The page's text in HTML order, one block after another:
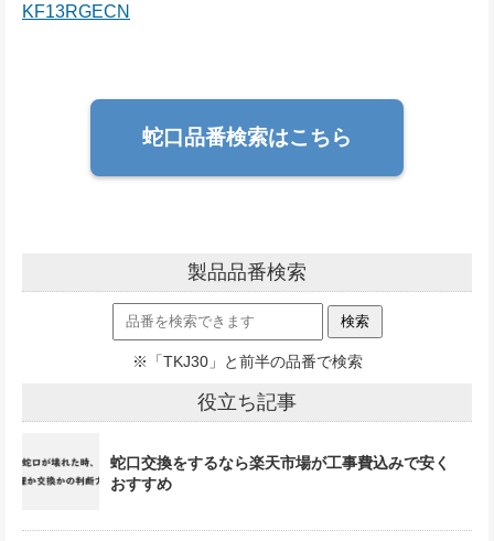
KF13RGECN
蛇口品番検索はこちら
製品品番検索
※「TKJ30」と前半の品番で検索
役立ち記事
蛇口交換をするなら楽天市場が工事費込みで安く
おすすめ